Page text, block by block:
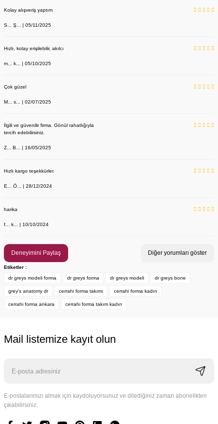
890,00 TL
Kolay alışveriş yaptım
S... Ş... | 05/11/2025
Hızlı, kolay erişilebilir, akılcı
m... k... | 05/10/2025
Çok güzel
M... s... | 02/07/2025
İlgili ve güvenilir firma. Gönül rahatlığıyla
tercih edebilirsiniz.
Z... B... | 16/05/2025
Hızlı kargo teşekkürler.
E... Ö... | 28/12/2024
harika
f... k... | 10/10/2024
Deneyimini Paylaş Diğer yorumları göster
Etiketler :
dr greys modeli forma
dr greys forma dr greys modeli dr greys bone
grey's anatomy dr cerrahi forma takımı cerrahi forma kadın
cerrahi forma ankara cerrahi forma takım kadın
Mail listemize kayıt olun
E-postalarımızı almak için kaydoluyorsunuz ve dilediğiniz zaman abonelikten
çıkabilirsiniz.